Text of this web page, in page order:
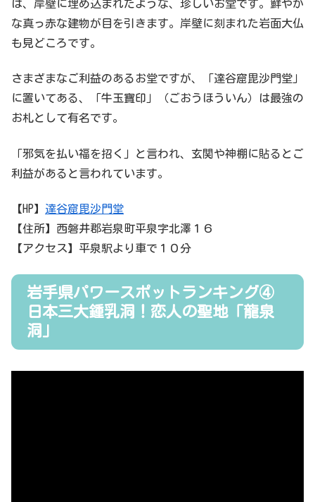
は、岸壁に埋め込まれたような、珍しいお堂です。鮮やか
な真っ赤な建物が目を引きます。岸壁に刻まれた岩面大仏
も見どころです。
さまざまなご利益のあるお堂ですが、「達谷窟毘沙門堂」
に置いてある、「牛玉寶印」（ごおうほういん）は最強の
お札として有名です。
「邪気を払い福を招く」と言われ、玄関や神棚に貼るとご
利益があると言われています。
【HP】 達谷窟毘沙門堂
【住所】西磐井郡岩泉町平泉字北澤１６
【アクセス】平泉駅より車で１０分
岩手県パワースポットランキング④
日本三大鍾乳洞！恋人の聖地「龍泉
洞」